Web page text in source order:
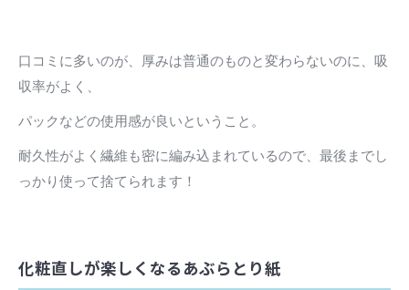
口コミに多いのが、厚みは普通のものと変わらないのに、吸
収率がよく、
パックなどの使用感が良いということ。
耐久性がよく繊維も密に編み込まれているので、最後までし
っかり使って捨てられます！
化粧直しが楽しくなるあぶらとり紙